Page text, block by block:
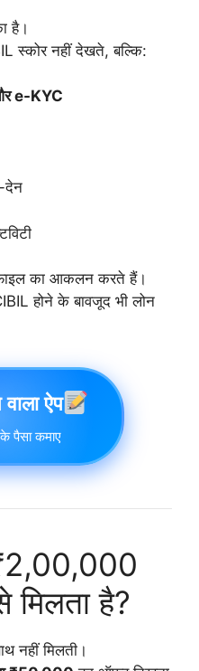
है।
स्कोर नहीं देखते, बल्कि:
e-KYC
देन
का आकलन करते हैं।
होने के बावजूद भी लोन
ऐप
पैसा कमाए
है?
नहीं मिलती।